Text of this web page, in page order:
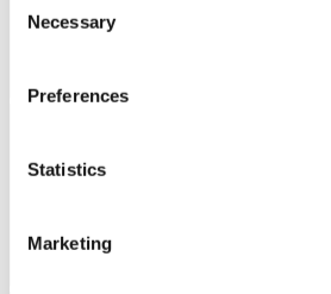
Selection
Necessary
Preferences
Statistics
Marketing